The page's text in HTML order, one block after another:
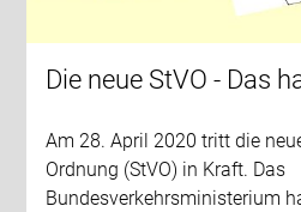
Die neue StVO - Das
Am 28. April 2020 tritt die
Ordnung (StVO) in Kraft. Das
Bundesverkehrsministerium